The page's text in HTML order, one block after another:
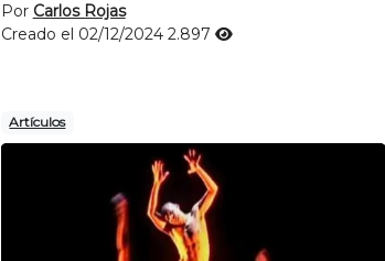
Por Carlos Rojas
Creado el 02/12/2024 2.897
Artículos